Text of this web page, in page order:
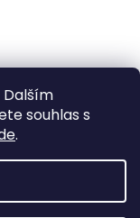
Dalším
souhlas s
.